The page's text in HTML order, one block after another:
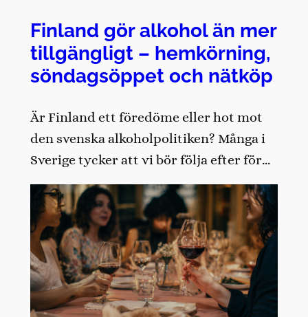
Finland gör alkohol än mer
tillgängligt – hemkörning,
söndagsöppet och nätköp
Är Finland ett föredöme eller hot mot
den svenska alkoholpolitiken? Många i
Sverige tycker att vi bör följa efter för…